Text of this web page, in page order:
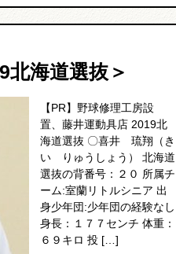
海道選抜＞
【PR】野球修理工房設
置、藤井運動具店 2019北
海道選抜 〇喜井 琉翔（き
い りゅうしょう） 北海道
選抜の背番号：２０ 所属チ
ーム:室蘭リトルシニア 出
身少年団:少年団の経験なし
身長：１７７センチ 体重：
６９キロ 投 […]